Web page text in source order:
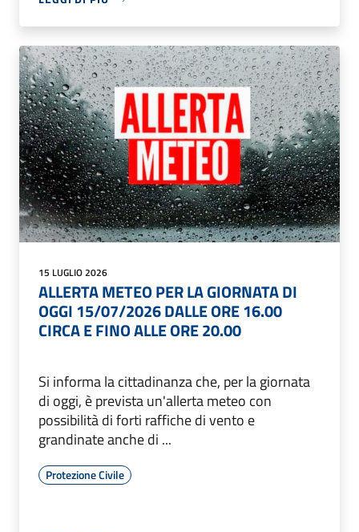
15 LUGLIO 2026
ALLERTA METEO PER LA GIORNATA DI
OGGI 15/07/2026 DALLE ORE 16.00
CIRCA E FINO ALLE ORE 20.00
Si informa la cittadinanza che, per la giornata
di oggi, è prevista un'allerta meteo con
possibilità di forti raffiche di vento e
grandinate anche di ...
Protezione Civile